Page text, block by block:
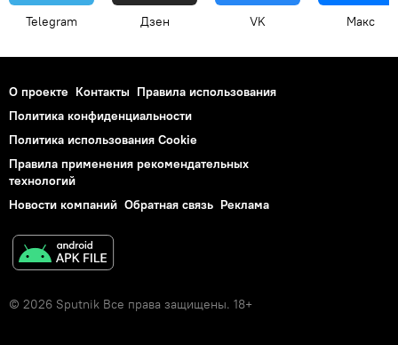
Telegram Дзен VK Макс
О проекте Контакты Правила использования
Политика конфиденциальности
Политика использования Cookie
Правила применения рекомендательных
технологий
Новости компаний Обратная связь Реклама
© 2026 Sputnik Все права защищены. 18+